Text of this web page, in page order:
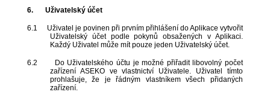
6. Uživatelský účet
6.1
Uživatel je povinen při prvním přihlášení do Aplikace vytvořit
Uživatelský účet podle pokynů obsažených v Aplikaci.
Každý Uživatel může mít pouze jeden Uživatelský účet.
6.2
Do Uživatelského účtu je možné přiřadit libovolný počet
zařízení ASEKO ve vlastnictví Uživatele. Uživatel tímto
prohlašuje, že je řádným vlastníkem všech přidaných
zařízení.